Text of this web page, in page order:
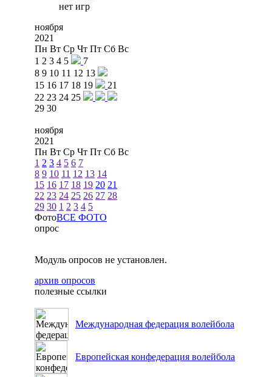
нет игр
ноября
2021
Пн Вт Ср Чт Пт Сб Вс
1 2 3 4 5
7
8 9 10 11 12 13
15 16 17 18 19
21
22 23 24 25
29 30
ноября
2021
Пн Вт Ср Чт Пт Сб Вс
1 2 3 4 5 6 7
8 9 10 11 12 13 14
15 16 17 18 19 20 21
22 23 24 25 26 27 28
29 30 1 2 3 4 5
ФотоВСЕ ФОТО
опрос
Модуль опросов не установлен.
архив опросов
полезные ссылки
Международная федерация волейбола
Европейская конфедерация волейбола